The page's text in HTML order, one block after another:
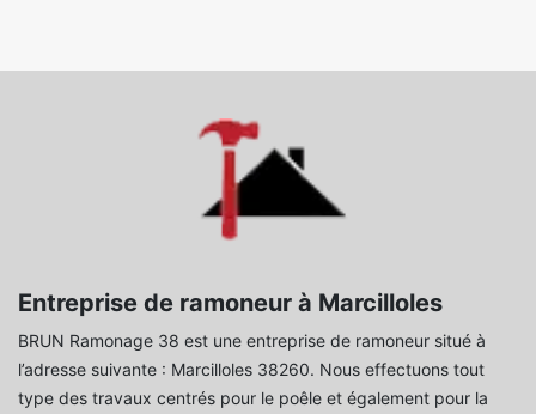
Entreprise de ramoneur à Marcilloles
BRUN Ramonage 38 est une entreprise de ramoneur situé à
l’adresse suivante : Marcilloles 38260. Nous effectuons tout
type des travaux centrés pour le poêle et également pour la